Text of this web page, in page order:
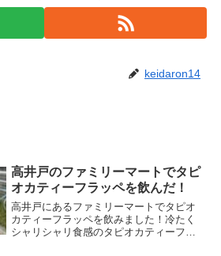
keidaron14
高井戸のファミリーマートでタピ
オカティーフラッペを飲んだ！
高井戸にあるファミリーマートでタピオ
カティーフラッペを飲みました！冷たく
シャリシャリ食感のタピオカティーフラ